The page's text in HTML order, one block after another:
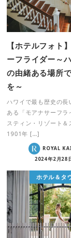
【ホテルフォト
ーフライダー～
の由緒ある場所
を～
ハワイで最も歴史の長
ある「モアナサーフラ
スティン・リゾート＆
1901年 […]
ROYAL
2024年2月28
ホテル＆タ